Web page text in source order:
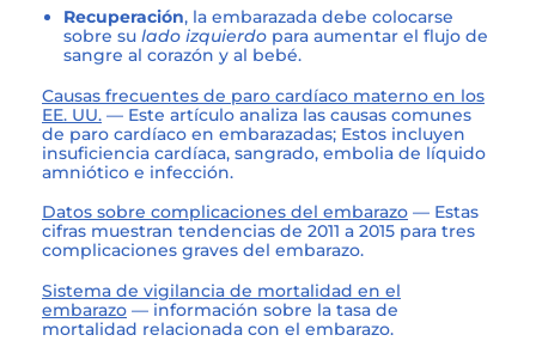
Recuperación, la embarazada debe colocarse
sobre su lado izquierdo para aumentar el flujo de
sangre al corazón y al bebé.
Causas frecuentes de paro cardíaco materno en los
EE. UU. — Este artículo analiza las causas comunes
de paro cardíaco en embarazadas; Estos incluyen
insuficiencia cardíaca, sangrado, embolia de líquido
amniótico e infección.
Datos sobre complicaciones del embarazo — Estas
cifras muestran tendencias de 2011 a 2015 para tres
complicaciones graves del embarazo.
Sistema de vigilancia de mortalidad en el
embarazo — información sobre la tasa de
mortalidad relacionada con el embarazo.